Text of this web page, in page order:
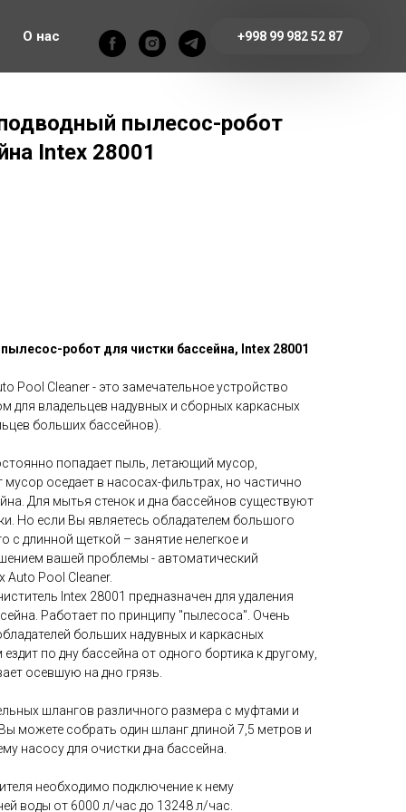
О нас +998 99 982 52 87
пылесос-робот
Intex 28001
робот для чистки бассейна, Intex 28001
Pool Cleaner - это замечательное устройство
для владельцев надувных и сборных каркасных
больших бассейнов).
попадает пыль, летающий мусор,
мусор оседает в насосах-фильтрах, но частично
Для мытья стенок и дна бассейнов существуют
Но если Вы являетесь обладателем большого
с длинной щеткой – занятие нелегкое и
вашей проблемы - автоматический
Auto Pool Cleaner.
Intex 28001 предназначен для удаления
Работает по принципу "пылесоса". Очень
больших надувных и каркасных
по дну бассейна от одного бортика к другому,
осевшую на дно грязь.
шлангов различного размера с муфтами и
можете собрать один шланг длиной 7,5 метров и
насосу для очистки дна бассейна.
необходимо подключение к нему
воды от 6000 л/час до 13248 л/час.